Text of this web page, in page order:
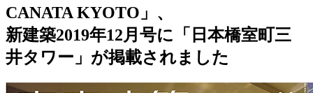
CANATA KYOTO」、
新建築2019年12月号に「日本橋室町三
井タワー」が掲載されました